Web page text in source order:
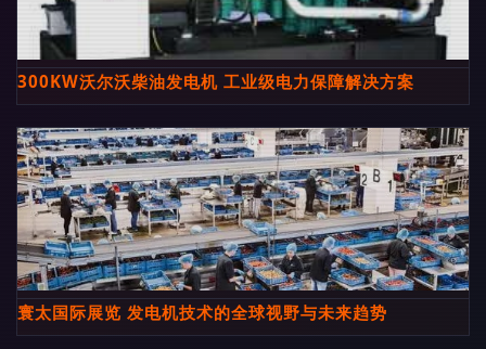
300KW沃尔沃柴油发电机 工业级电力保障解决方案
寰太国际展览 发电机技术的全球视野与未来趋势